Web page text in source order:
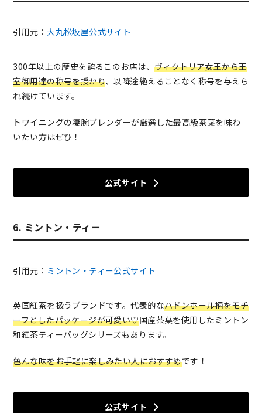
引用元：大丸松坂屋公式サイト
300年以上の歴史を誇るこのお店は、 ヴィクトリア女王から王
室御用達の称号を授かり、以降途絶えることなく称号を与えら
れ続けています。
トワイニングの凄腕ブレンダーが厳選した最高級茶葉を味わ
いたい方はぜひ！
公式サイト
6. ミントン・ティー
引用元： ミントン・ティー公式サイト
英国紅茶を扱うブランドです。代表的なハドンホール柄をモチ
ーフとしたパッケージが可愛い♡国産茶葉を使用したミントン
和紅茶ティーバッグシリーズもあります。
色んな味をお手軽に楽しみたい人におすすめです！
公式サイト